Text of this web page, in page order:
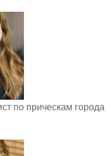
по прическам города